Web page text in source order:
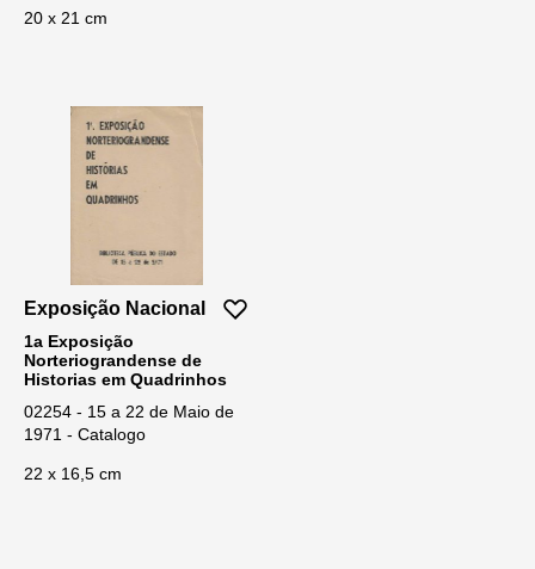
20 x 21 cm
Exposição Nacional
1a Exposição
Norteriograndense de
Historias em Quadrinhos
02254 - 15 a 22 de Maio de
1971 - Catalogo
22 x 16,5 cm